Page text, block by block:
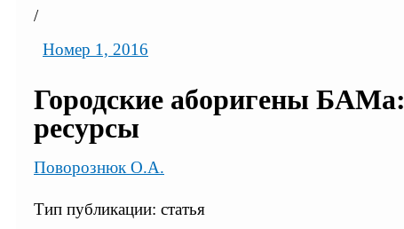
/
Номер 1, 2016
Городские аборигены
ресурсы
Поворознюк О.А.
Тип публикации: статья